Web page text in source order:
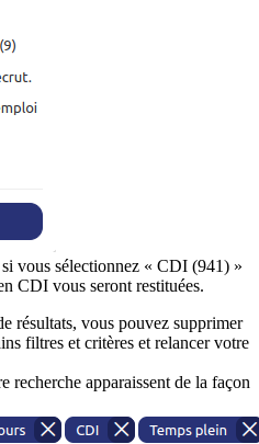
vous sélectionnez « CDI (941) »
CDI vous seront restituées.
résultats, vous pouvez supprimer
filtres et critères et relancer votre
recherche apparaissent de la façon